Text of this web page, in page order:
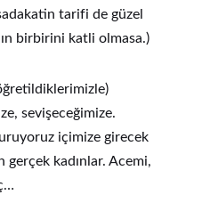
tarifi de güzel
birbirini katli olmasa.)
sevişeceğimize.
içimize girecek
gerçek kadınlar. Acemi,